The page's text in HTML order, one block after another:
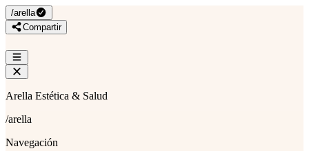
/arella
Compartir
Arella Estética & Salud
/arella
Navegación